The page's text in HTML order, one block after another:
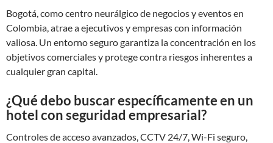
Bogotá, como centro neurálgico de negocios y eventos en
Colombia, atrae a ejecutivos y empresas con información
valiosa. Un entorno seguro garantiza la concentración en los
objetivos comerciales y protege contra riesgos inherentes a
cualquier gran capital.
¿Qué debo buscar específicamente en un
hotel con seguridad empresarial?
Controles de acceso avanzados, CCTV 24/7, Wi-Fi seguro,